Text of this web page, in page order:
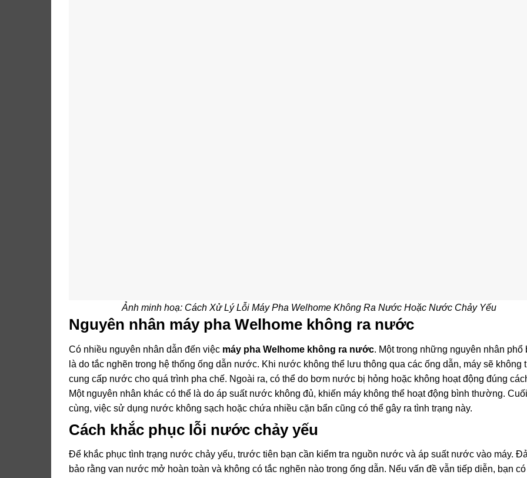
Ảnh minh hoạ: Cách Xử Lý Lỗi Máy Pha Welhome Không Ra Nước Hoặc Nước Chảy Yếu
Nguyên nhân máy pha Welhome không ra nước
Có nhiều nguyên nhân dẫn đến việc máy pha Welhome không ra nước. Một trong những nguyên nhân phổ
là do tắc nghẽn trong hệ thống ống dẫn nước. Khi nước không thể lưu thông qua các ống dẫn, máy sẽ không
cung cấp nước cho quá trình pha chế. Ngoài ra, có thể do bơm nước bị hỏng hoặc không hoạt động đúng
Một nguyên nhân khác có thể là do áp suất nước không đủ, khiến máy không thể hoạt động bình thường. Cuối
cùng, việc sử dụng nước không sạch hoặc chứa nhiều cặn bẩn cũng có thể gây ra tình trạng này.
Cách khắc phục lỗi nước chảy yếu
Để khắc phục tình trạng nước chảy yếu, trước tiên bạn cần kiểm tra nguồn nước và áp suất nước vào máy.
bảo rằng van nước mở hoàn toàn và không có tắc nghẽn nào trong ống dẫn. Nếu vấn đề vẫn tiếp diễn, bạn